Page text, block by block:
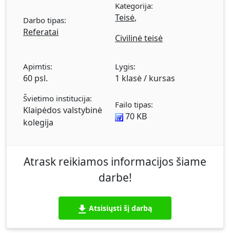
Vartotojų teisių apsaugos ir kitų teisės normų
suderinamumo problema. Baigiamoji dalis.
Darbo tipas:
Referatai
Kategorija:
Teisė,
Civilinė teisė
Apimtis:
60 psl.
Lygis:
1 klasė / kursas
Švietimo institucija:
Klaipėdos valstybinė
kolegija
Failo tipas:
70 KB
Atrask reikiamos informacijos šiame
darbe!
Atsisiųsti šį darbą